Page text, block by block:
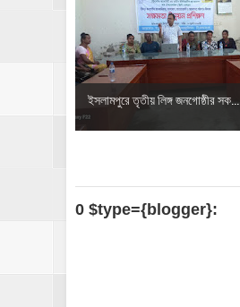
ইসলামপুরে তৃতীয় লিঙ্গ জনগোষ্ঠীর সক...
0 $type={blogger}: